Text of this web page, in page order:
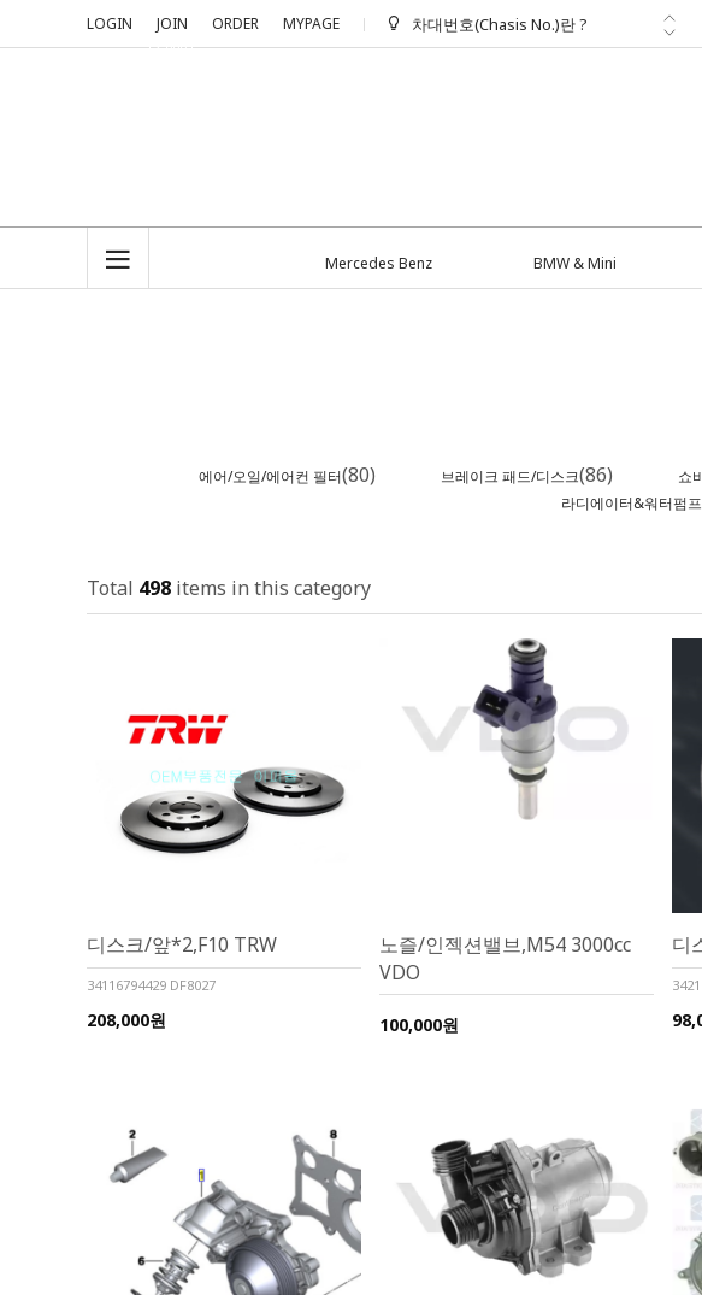
LOGIN JOIN
+2,000 P
ORDER MYPAGE 차대번호(Chasis No.)란 ?
수입차 OEM부품전문
Mercedes Benz BMW & Mini
에어/오일/에어컨 필터(80) 브레이크 패드/디스크(86) 쇼
라디에이터&워터펌
Total 498 items in this category
디스크/앞*2,F10 TRW
34116794429 DF8027
208,000원
노즐/인젝션밸브,M54 3000cc
VDO
100,000원
디